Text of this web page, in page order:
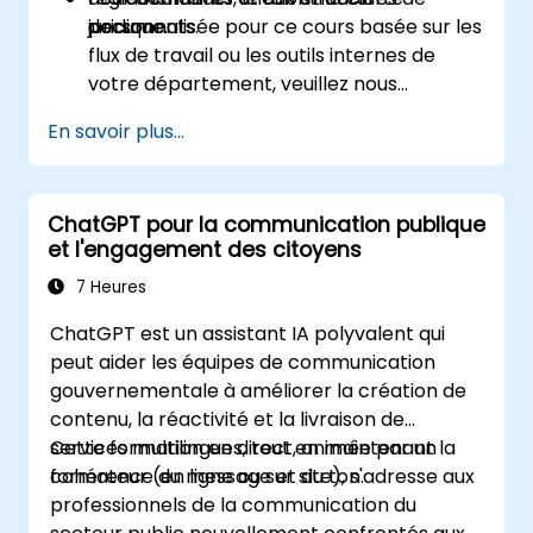
documents.
juridique.
personnalisée pour ce cours basée sur les
flux de travail ou les outils internes de
votre département, veuillez nous
En savoir plus...
ChatGPT pour la communication publique
et l'engagement des citoyens
7 Heures
ChatGPT est un assistant IA polyvalent qui
peut aider les équipes de communication
gouvernementale à améliorer la création de
contenu, la réactivité et la livraison de
services multilingues, tout en maintenant la
cohérence du message et du ton.
Cette formation en direct, animée par un
formateur (en ligne ou sur site), s'adresse aux
professionnels de la communication du